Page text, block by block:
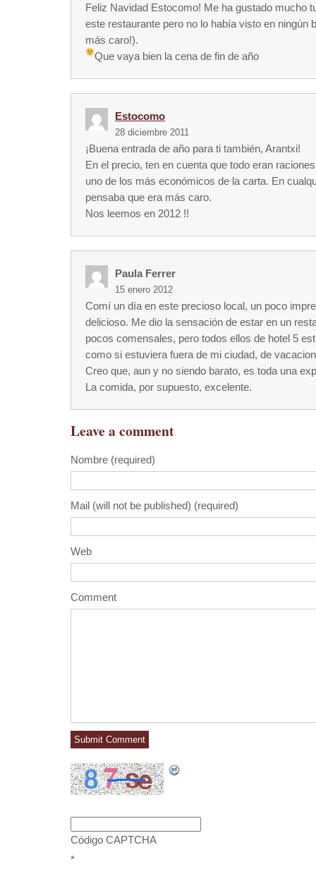
Feliz Navidad Estocomo! Me ha gustado mucho
este restaurante pero no lo había visto en ningún
más caro!).
Que vaya bien la cena de fin de año
Estocomo
28 diciembre 2011
¡Buena entrada de año para ti también, Arantxi!
En el precio, ten en cuenta que todo eran
uno de los más económicos de la carta. En
pensaba que era más caro.
Nos leemos en 2012 !!
Paula Ferrer
15 enero 2012
Comí un día en este precioso local, un poco
delicioso. Me dio la sensación de estar en un
pocos comensales, pero todos ellos de hotel 5
como si estuviera fuera de mi ciudad, de
Creo que, aun y no siendo barato, es toda una
La comida, por supuesto, excelente.
Leave a comment
Nombre (required)
Mail (will not be published) (required)
Web
Comment
Código CAPTCHA
*